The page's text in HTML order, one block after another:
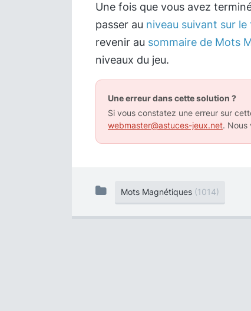
Une fois que vous avez
passer au niveau suivant sur
revenir au sommaire de Mots
niveaux du jeu.
Une erreur dans cette solution ?
Si vous constatez une erreur sur
webmaster@astuces-jeux.net. Nous
Mots Magnétiques (1014)